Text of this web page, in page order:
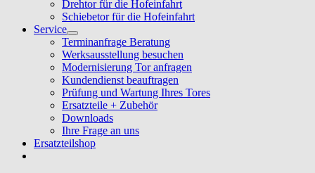
Drehtor für die Hofeinfahrt
Schiebetor für die Hofeinfahrt
Service
Terminanfrage Beratung
Werksausstellung besuchen
Modernisierung Tor anfragen
Kundendienst beauftragen
Prüfung und Wartung Ihres Tores
Ersatzteile + Zubehör
Downloads
Ihre Frage an uns
Ersatzteilshop